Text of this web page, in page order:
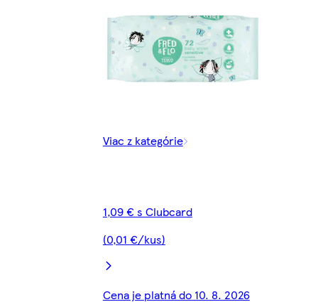
Viac z kategórie
1,09 € s Clubcard
(0,01 €/kus)
Cena je platná do 10. 8. 2026